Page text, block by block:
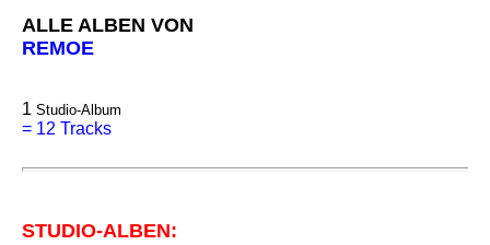
ALLE ALBEN VON
REMOE
1 Studio-Album
= 12 Tracks
STUDIO-ALBEN: